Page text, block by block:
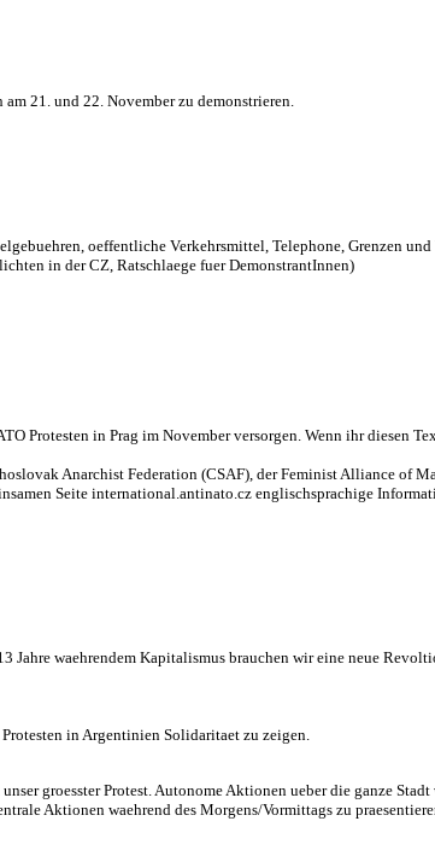
21. und 22. November zu demonstrieren.
oeffentliche Verkehrsmittel, Telephone, Grenzen und
in der CZ, Ratschlaege fuer DemonstrantInnen)
Protesten in Prag im November versorgen. Wenn ihr diesen
Anarchist Federation (CSAF), der Feminist Alliance of
Seite international.antinato.cz englischsprachige
Jahre waehrendem Kapitalismus brauchen wir eine neue
in Argentinien Solidaritaet zu zeigen.
groesster Protest. Autonome Aktionen ueber die ganze
Aktionen waehrend des Morgens/Vormittags zu